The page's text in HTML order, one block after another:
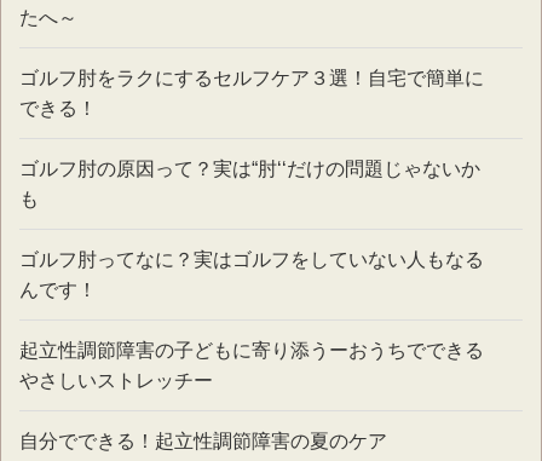
たへ～
ゴルフ肘をラクにするセルフケア３選！自宅で簡単に
できる！
ゴルフ肘の原因って？実は“肘‘‘だけの問題じゃないか
も
ゴルフ肘ってなに？実はゴルフをしていない人もなる
んです！
起立性調節障害の子どもに寄り添うーおうちでできる
やさしいストレッチー
自分でできる！起立性調節障害の夏のケア